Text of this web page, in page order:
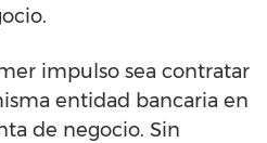
impulso sea contratar
entidad bancaria en
de negocio. Sin